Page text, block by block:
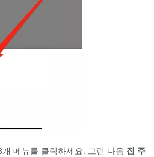
메뉴를 클릭하세요. 그런 다음 집 주